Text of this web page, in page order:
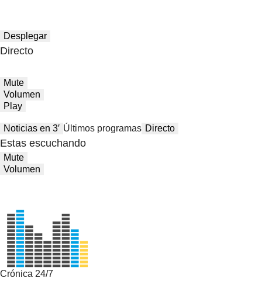
Desplegar
Directo
Mute
Volumen
Play
Noticias en 3′ Últimos programas Directo
Estas escuchando
Mute
Volumen
Crónica 24/7